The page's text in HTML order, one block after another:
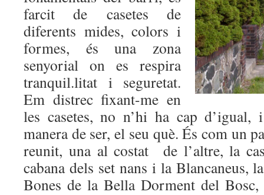
farcit de casetes de
diferents mides, colors i
formes, és una zona
senyorial on es respira
tranquil.litat i seguretat.
Em distrec fixant-me en
les casetes, no n’hi ha cap d’igual,
manera de ser, el seu què. És com un
reunit, una al costat de l’altre, la
cabana dels set nans i la Blancaneus,
Bones de la Bella Dorment del